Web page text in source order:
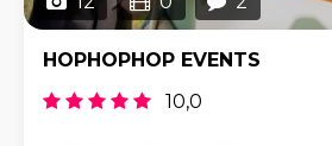
HOPHOPHOP EVENTS
10,0